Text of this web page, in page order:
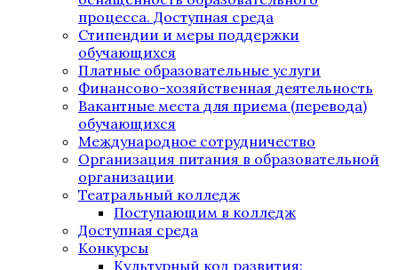
процесса. Доступная среда
Стипендии и меры поддержки
обучающихся
Платные образовательные услуги
Финансово-хозяйственная деятельность
Вакантные места для приема (перевода)
обучающихся
Международное сотрудничество
Организация питания в образовательной
организации
Театральный колледж
Поступающим в колледж
Доступная среда
Конкурсы
Культурный код развития: